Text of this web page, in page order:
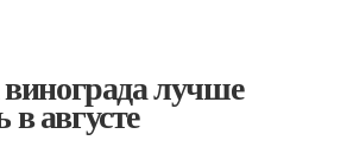
лучше
августе